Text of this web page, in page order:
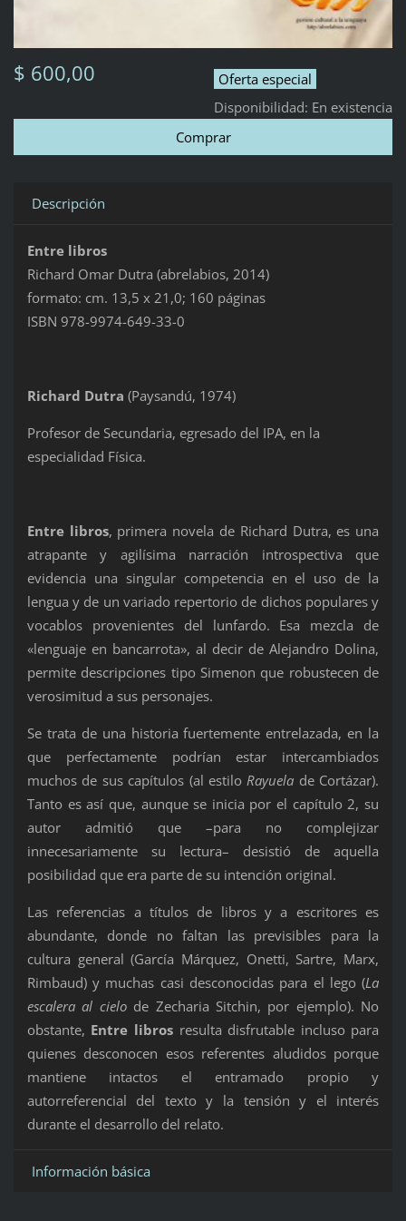
Oferta especial
Disponibilidad: En existencia
$ 600,00
Descripción
Entre libros
Richard Omar Dutra (abrelabios, 2014)
formato: cm. 13,5 x 21,0; 160 páginas
ISBN 978-9974-649-33-0
Richard Dutra (Paysandú, 1974)
Profesor de Secundaria, egresado del IPA, en la
especialidad Física.
Entre libros, primera novela de Richard Dutra, es una
atrapante y agilísima narración introspectiva que
evidencia una singular competencia en el uso de la
lengua y de un variado repertorio de dichos populares y
vocablos provenientes del lunfardo. Esa mezcla de
«lenguaje en bancarrota», al decir de Alejandro Dolina,
permite descripciones tipo Simenon que robustecen de
verosimitud a sus personajes.
Se trata de una historia fuertemente entrelazada, en la
que perfectamente podrían estar intercambiados
muchos de sus capítulos (al estiloRayuela de Cortázar).
Tanto es así que, aunque se inicia por el capítulo 2, su
autor admitió que –para no complejizar
innecesariamente su lectura– desistió de aquella
posibilidad que era parte de su intención original.
Las referencias a títulos de libros y a escritores es
abundante, donde no faltan las previsibles para la
cultura general (García Márquez, Onetti, Sartre, Marx,
Rimbaud) y muchas casi desconocidas para el lego (La
escalera al cielode Zecharia Sitchin, por ejemplo). No
obstante, Entre libros resulta disfrutable incluso para
quienes desconocen esos referentes aludidos porque
mantiene intactos el entramado propio y
autorreferencial del texto y la tensión y el interés
durante el desarrollo del relato.
Información básica